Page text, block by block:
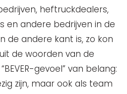
heftruckdealers,
en andere bedrijven in de
de andere kant is, zo kon
de woorden van de
gevoel” van belang:
zijn, maar ook als team